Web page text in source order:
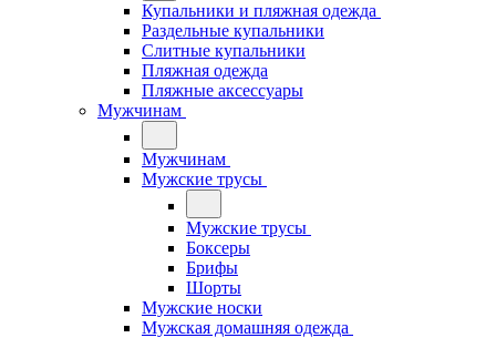
Купальники и пляжная одежда
Раздельные купальники
Слитные купальники
Пляжная одежда
Пляжные аксессуары
Мужчинам
Мужчинам
Мужские трусы
Мужские трусы
Боксеры
Брифы
Шорты
Мужские носки
Мужская домашняя одежда